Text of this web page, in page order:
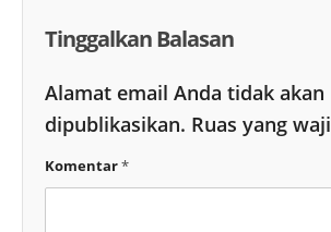
Tinggalkan Balasan
Alamat email Anda tidak akan
dipublikasikan. Ruas yang
Komentar*